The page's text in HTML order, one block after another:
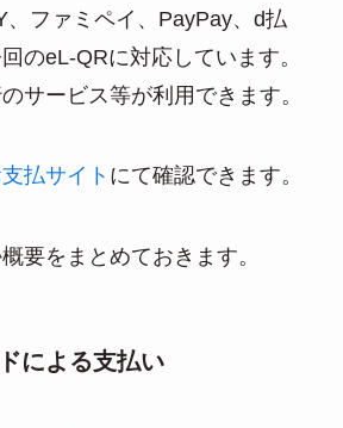
、ファミペイ、PayPay、d払
のeL-QRに対応しています。
サービス等が利用できます。
払サイト にて確認できます。
要をまとめておきます。
による支払い